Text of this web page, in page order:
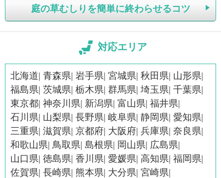
庭の草むしりを簡単に終わらせるコツ
対応エリア
北海道 青森県 岩手県 宮城県 秋田県 山形県
福島県 茨城県 栃木県 群馬県 埼玉県 千葉県
東京都 神奈川県 新潟県 富山県 福井県
石川県 山梨県 長野県 岐阜県 静岡県 愛知県
三重県 滋賀県 京都府 大阪府 兵庫県 奈良県
和歌山県 鳥取県 島根県 岡山県 広島県
山口県 徳島県 香川県 愛媛県 高知県 福岡県
佐賀県 長崎県 熊本県 大分県 宮崎県